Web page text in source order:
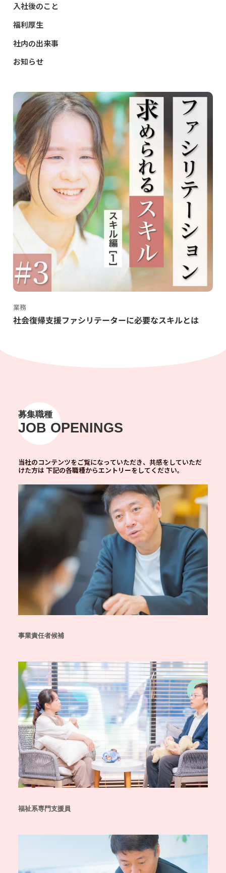
入社後のこと
福利厚生
社内の出来事
お知らせ
業務
社会復帰支援ファシリテーターに必要なスキルとは
募集職種
JOB OPENINGS
当社のコンテンツをご覧になっていただき、共感をしていただ
けた方は 下記の各職種からエントリーをしてください。
事業責任者候補
福祉系専門支援員